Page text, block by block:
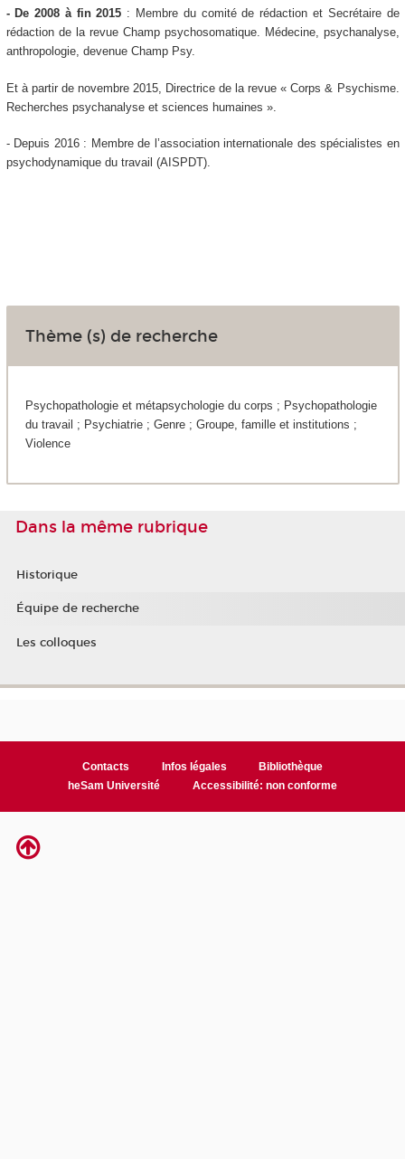
- De 2008 à fin 2015 : Membre du comité de rédaction et Secrétaire de
rédaction de la revue Champ psychosomatique. Médecine, psychanalyse,
anthropologie, devenue Champ Psy.
Et à partir de novembre 2015, Directrice de la revue « Corps & Psychisme.
Recherches psychanalyse et sciences humaines ».
- Depuis 2016 : Membre de l’association internationale des spécialistes en
psychodynamique du travail (AISPDT).
Thème (s) de recherche
Psychopathologie et métapsychologie du corps ; Psychopathologie
du travail ; Psychiatrie ; Genre ; Groupe, famille et institutions ;
Violence
Dans la même rubrique
Historique
Équipe de recherche
Les colloques
Contacts Infos légales
Bibliothèque
heSam Université
Accessibilité: non conforme